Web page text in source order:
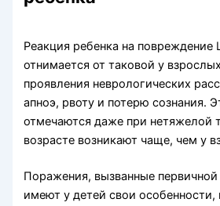
Реакция ребенка на повреждение
отнимается от таковой у
проявления неврологических
апноэ, рвоту и потерю сознания.
отмечаются даже при нетяжелой
возрасте возникают чаще, чем у
Поражения, вызванные
имеют у детей свои особенности,